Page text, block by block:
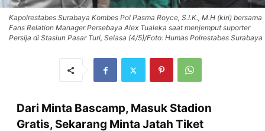
Kapolrestabes Surabaya Kombes Pol Pasma Royce, S.I.K., M.H (kiri) bersama
Fans Relation Manager Persebaya Alex Tualeka saat menjemput suporter
Persija di Stasiun Pasar Turi, Selasa (4/5)/Foto: Humas Polrestabes Surabaya
Dari Minta Bascamp, Masuk Stadion
Gratis, Sekarang Minta Jatah Tiket